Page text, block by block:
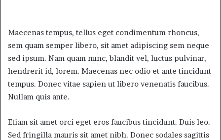
Maecenas tempus, tellus eget condimentum rhoncus,
sem quam semper libero, sit amet adipiscing sem neque
sed ipsum. Nam quam nunc, blandit vel, luctus pulvinar,
hendrerit id, lorem. Maecenas nec odio et ante tincidunt
tempus. Donec vitae sapien ut libero venenatis faucibus.
Nullam quis ante.
Etiam sit amet orci eget eros faucibus tincidunt. Duis leo.
Sed fringilla mauris sit amet nibh. Donec sodales sagittis